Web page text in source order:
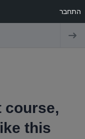
course,
this
התחבר